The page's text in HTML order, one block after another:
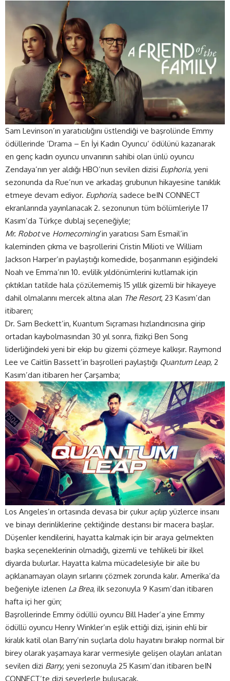
Sam Levinson’ın yaratıcılığını üstlendiği ve başrolünde Emmy
ödüllerinde ‘Drama – En İyi Kadın Oyuncu’ ödülünü kazanarak
en genç kadın oyuncu unvanının sahibi olan ünlü oyuncu
Zendaya’nın yer aldığı HBO’nun sevilen dizisi Euphoria, yeni
sezonunda da Rue’nun ve arkadaş grubunun hikayesine tanıklık
etmeye devam ediyor. Euphoria, sadece beIN CONNECT
ekranlarında yayınlanacak 2. sezonunun tüm bölümleriyle 17
Kasım’da Türkçe dublaj seçeneğiyle;
Mr. Robotve Homecoming’in yaratıcısı Sam Esmail’in
kaleminden çıkma ve başrollerini Cristin Milioti ve William
Jackson Harper’ın paylaştığı komedide, boşanmanın eşiğindeki
Noah ve Emma’nın 10. evlilik yıldönümlerini kutlamak için
çıktıkları tatilde hala çözülememiş 15 yıllık gizemli bir hikayeye
dahil olmalarını mercek altına alan The Resort, 23 Kasım’dan
itibaren;
Dr. Sam Beckett’in, Kuantum Sıçraması hızlandırıcısına girip
ortadan kaybolmasından 30 yıl sonra, fizikçi Ben Song
liderliğindeki yeni bir ekip bu gizemi çözmeye kalkışır. Raymond
Lee ve Caitlin Bassett’in başrolleri paylaştığı Quantum Leap, 2
Kasım’dan itibaren her Çarşamba;
Los Angeles’ın ortasında devasa bir çukur açılıp yüzlerce insanı
ve binayı derinliklerine çektiğinde destansı bir macera başlar.
Düşenler kendilerini, hayatta kalmak için bir araya gelmekten
başka seçeneklerinin olmadığı, gizemli ve tehlikeli bir ilkel
diyarda bulurlar. Hayatta kalma mücadelesiyle bir aile bu
açıklanamayan olayın sırlarını çözmek zorunda kalır. Amerika’da
beğeniyle izlenen La Brea, ilk sezonuyla 9 Kasım’dan itibaren
hafta içi her gün;
Başrollerinde Emmy ödüllü oyuncu Bill Hader’a yine Emmy
ödüllü oyuncu Henry Winkler’ın eşlik ettiği dizi, işinin ehli bir
kiralık katil olan Barry’nin suçlarla dolu hayatını bırakıp normal bir
birey olarak yaşamaya karar vermesiyle gelişen olayları anlatan
sevilen dizi Barry, yeni sezonuyla 25 Kasım’dan itibaren beIN
CONNECT’te dizi severlerle buluşacak.